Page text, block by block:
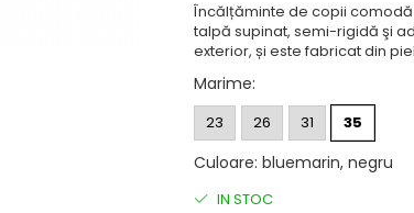
Încălțăminte de copii
talpă supinat, semi-rigidă şi
exterior, și este fabricat din
Marime:
23 26 31 35
Culoare: bluemarin, negru
IN STOC